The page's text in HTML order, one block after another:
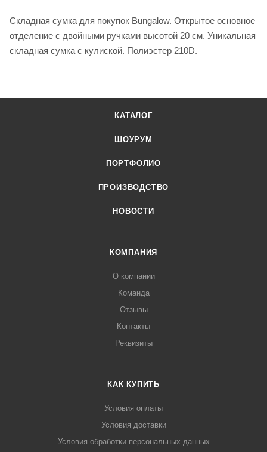
Складная сумка для покупок Bungalow. Открытое основное
отделение с двойными ручками высотой 20 см. Уникальная
складная сумка с кулиской. Полиэстер 210D.
КАТАЛОГ
ШОУРУМ
ПОРТФОЛИО
ПРОИЗВОДСТВО
НОВОСТИ
КОМПАНИЯ
О компании
Команда
Отзывы
Контакты
Реквизиты
КАК КУПИТЬ
Условия оплаты
Условия доставки
Условия обработки персональных данных